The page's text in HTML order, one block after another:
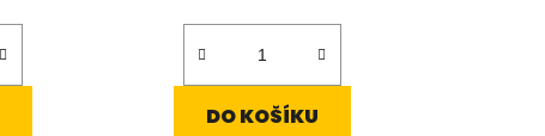
DO KOŠÍKU